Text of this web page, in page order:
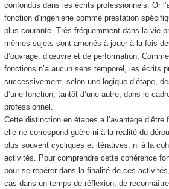
confondus dans les écrits professionnels. Or
fonction d’ingénierie comme prestation
plus courante. Très fréquemment dans la vie
mêmes sujets sont amenés à jouer à la fois
d’ouvrage, d’œuvre et de performation.
fonctions n’a aucun sens temporel, les écrits
successivement, selon une logique d’étape,
d’une fonction, tantôt d’une autre, dans le
professionnel.
Cette distinction en étapes a l’avantage
elle ne correspond guère ni à la réalité du
plus souvent cycliques et itératives, ni à la
activités. Pour comprendre cette cohérence
pour se repérer dans la finalité de ces
cas dans un temps de réflexion, de